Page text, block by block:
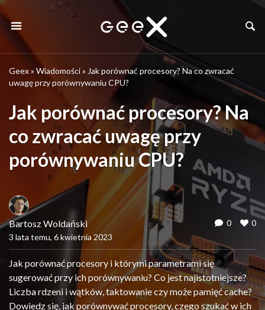
Geex» Wiadomości» Jak porównać procesory? Na co zwracać
uwagę przy porównywaniu CPU?
Jak porównać procesory? Na
co zwracać uwagę przy
porównywaniu CPU?
Bartosz Woldański
3 lata temu, 6 kwietnia 2023
0 0
Jak porównać procesory i którymi parametrami się
sugerować przy ich porównywaniu? Co jest najistotniejsze?
Liczba rdzeni i wątków, taktowanie czy może pamięć cache?
Dowiedz się, jak porównywać procesory, czego szukać w ich